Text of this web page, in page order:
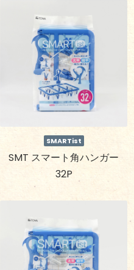
SMARTist
SMT スマート角ハンガー
32P